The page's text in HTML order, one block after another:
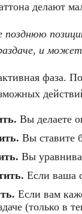
делают
и
фаза.
Вы делаете
Вы ставите
Вы
Если ваша
Если вам
(только в